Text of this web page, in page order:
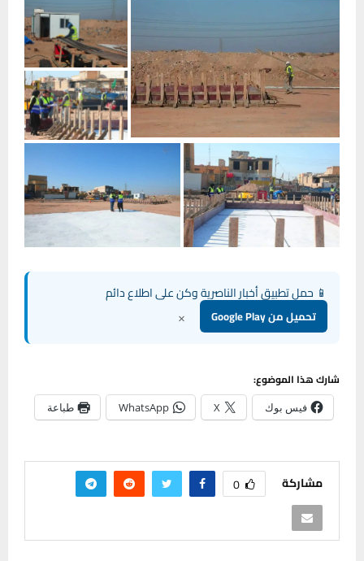
📱 حمل تطبيق أخبار الناصرية وكن على اطلاع دائم
تحميل من Google Play ×
شارك هذا الموضوع:
فيس بوك X
WhatsApp طباعة
مشاركة 0